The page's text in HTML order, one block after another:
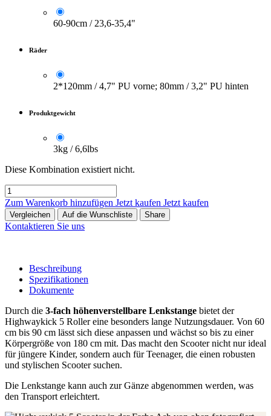
60-90cm / 23,6-35,4"
Räder
2*120mm / 4,7" PU vorne; 80mm / 3,2" PU hinten
Produktgewicht
3kg / 6,6lbs
Diese Kombination existiert nicht.
Zum Warenkorb hinzufügen Jetzt kaufen Jetzt kaufen
Vergleichen Auf die Wunschliste Share
Kontaktieren Sie uns
Beschreibung
Spezifikationen
Dokumente
Durch die 3-fach höhenverstellbare Lenkstange bietet der
Highwaykick 5 Roller eine besonders lange Nutzungsdauer. Von 60
cm bis 90 cm lässt sich diese anpassen und wächst so bis zu einer
Körpergröße von 180 cm mit. Das macht den Scooter nicht nur ideal
für jüngere Kinder, sondern auch für Teenager, die einen robusten
und stylischen Scooter suchen.
Die Lenkstange kann auch zur Gänze abgenommen werden, was
den Transport erleichtert.